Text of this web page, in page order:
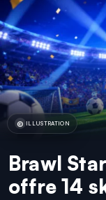
ILLUSTRATION
Brawl
offre 14